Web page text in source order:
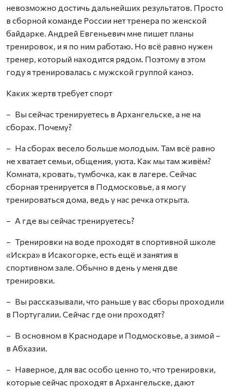
невозможно достичь дальнейших результатов. Просто
в сборной команде России нет тренера по женской
байдарке. Андрей Евгеньевич мне пишет планы
тренировок, и я по ним работаю. Но всё равно нужен
тренер, который находится рядом. Поэтому в этом
году я тренировалась с мужской группой каноэ.
Каких жертв требует спорт
– Вы сейчас тренируетесь в Архангельске, а не на
сборах. Почему?
– На сборах весело больше молодым. Там всё равно
не хватает семьи, общения, уюта. Как мы там живём?
Комната, кровать, тумбочка, как в лагере. Сейчас
сборная тренируется в Подмосковье, а я могу
тренироваться дома, ведь у нас речка открыта.
– А где вы сейчас тренируетесь?
– Тренировки на воде проходят в спортивной школе
«Искра» в Исакогорке, есть ещё и занятия в
спортивном зале. Обычно в день у меня две
тренировки.
– Вы рассказывали, что раньше у вас сборы проходили
в Португалии. Сейчас где они проходят?
– В основном в Краснодаре и Подмосковье, а зимой –
в Абхазии.
– Наверное, для вас особо ценно то, что тренировки,
которые сейчас проходят в Архангельске, дают